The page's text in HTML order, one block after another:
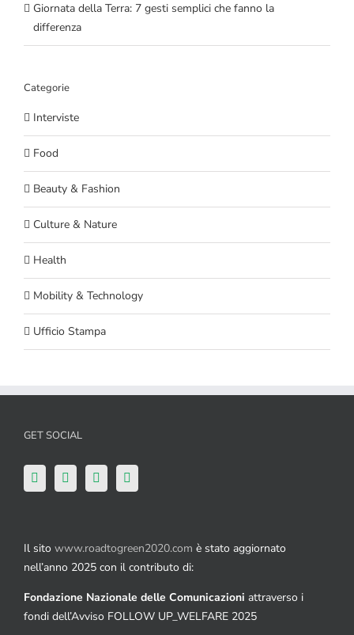
Giornata della Terra: 7 gesti semplici che fanno la
differenza
Categorie
Interviste
Food
Beauty & Fashion
Culture & Nature
Health
Mobility & Technology
Ufficio Stampa
GET SOCIAL
Il sito www.roadtogreen2020.com è stato aggiornato
nell’anno 2025 con il contributo di:
Fondazione Nazionale delle Comunicazioni attraverso i
fondi dell’Avviso FOLLOW UP_WELFARE 2025